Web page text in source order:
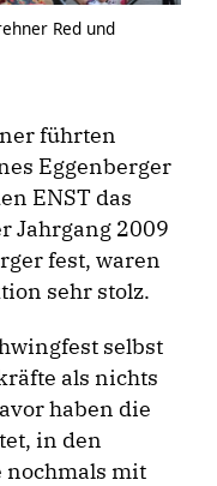
Red und
führten
Eggenberger
ENST das
Jahrgang 2009
fest, waren
sehr stolz.
selbst
als nichts
haben die
in den
mit